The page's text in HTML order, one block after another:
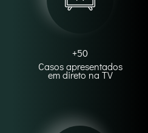
+50
Casos apresentados
em direto na TV